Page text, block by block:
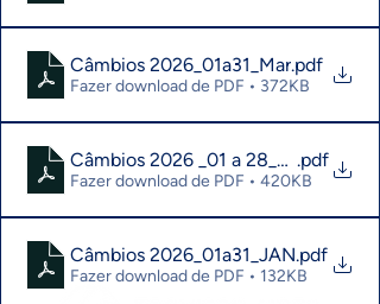
Câmbios 2026_01a31_Mar.pdf
Fazer download de PDF • 372KB
Câmbios 2026 _01 a 28_Fev.pdf
Fazer download de PDF • 420KB
Câmbios 2026_01a31_JAN.pdf
Fazer download de PDF • 132KB